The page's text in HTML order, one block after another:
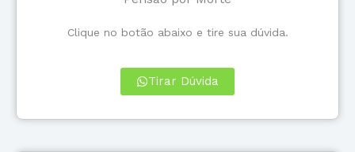
Clique no botão abaixo e tire sua dúvida.
Tirar Dúvida